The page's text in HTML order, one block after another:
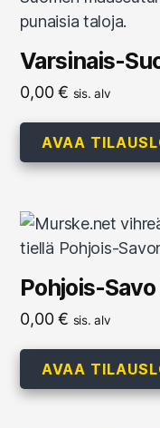
Varsinais-
0,00€ sis. alv
AVAA
Pohjois-
0,00€ sis. alv
AVAA